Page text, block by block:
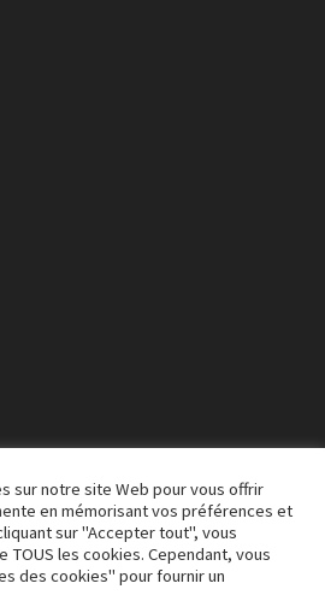
03:50
sur notre site Web pour vous offrir
en mémorisant vos préférences et
sur "Accepter tout", vous
TOUS les cookies. Cependant, vous
des cookies" pour fournir un